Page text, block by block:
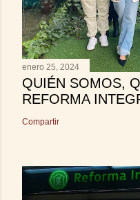
enero 25, 2024
QUIÉN SOMOS,
REFORMA
Compartir